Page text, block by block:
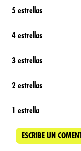
5 estrellas
4 estrellas
3 estrellas
2 estrellas
1 estrella
ESCRIBE UN